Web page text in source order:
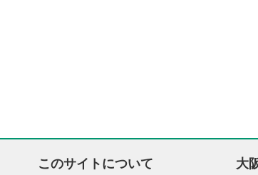
このサイトについて 大